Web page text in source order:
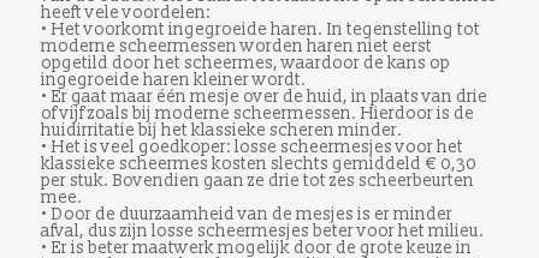
heeft vele voordelen:
• Het voorkomt ingegroeide haren. In tegenstelling tot
moderne scheermessen worden haren niet eerst
opgetild door het scheermes, waardoor de kans op
ingegroeide haren kleiner wordt.
• Er gaat maar één mesje over de huid, in plaats van drie
of vijf zoals bij moderne scheermessen. Hierdoor is de
huidirritatie bij het klassieke scheren minder.
• Het is veel goedkoper: losse scheermesjes voor het
klassieke scheermes kosten slechts gemiddeld € 0,30
per stuk. Bovendien gaan ze drie tot zes scheerbeurten
mee.
• Door de duurzaamheid van de mesjes is er minder
afval, dus zijn losse scheermesjes beter voor het milieu.
• Er is beter maatwerk mogelijk door de grote keuze in